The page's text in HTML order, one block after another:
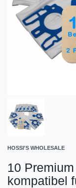
HOSSI'S WHOLESALE
10
kompatibel